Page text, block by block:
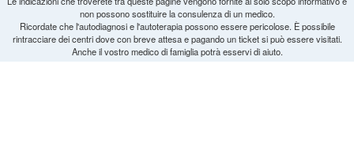
non possono sostituire la consulenza di un medico.
Ricordate che l'autodiagnosi e l'autoterapia possono essere pericolose. È possibile
rintracciare dei centri dove con breve attesa e pagando un ticket si può essere visitati.
Anche il vostro medico di famiglia potrà esservi di aiuto.